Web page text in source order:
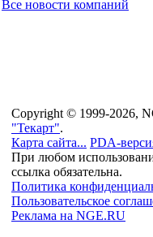
Все новости компaний
Copyright © 1999-2026,
"Текарт".
Карта сайта... PDA-
При любом
ссылка обязательна.
Политика
Пользовательское
Реклама на NGE.RU